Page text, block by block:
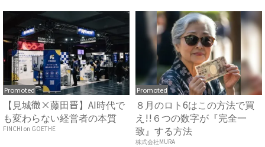
Promoted
【見城徹×藤田晋】AI時代で
も変わらない経営者の本質
FINCHI on GOETHE
Promoted
８月のロト6はこの方法で買
え!!６つの数字が『完全一
致』する方法
株式会社MURA